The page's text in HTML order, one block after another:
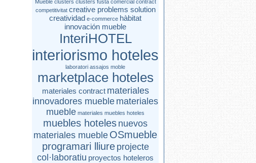
Mueble clústers clústers fusta comercial contract
competitivitat creative problems solution
creatividad e-commerce hàbitat
innovación mueble
InteriHOTEL
interiorismo hoteles
laboratori assajos moble
marketplace hoteles
materiales contract materiales
innovadores mueble materiales
mueble materiales muebles hoteles
muebles hoteles nuevos
materiales mueble OSmueble
programari lliure projecte
col·laboratiu proyectos hoteleros